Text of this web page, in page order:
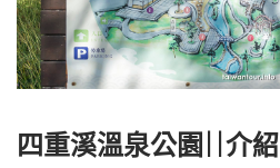
四重溪溫泉公園||介紹